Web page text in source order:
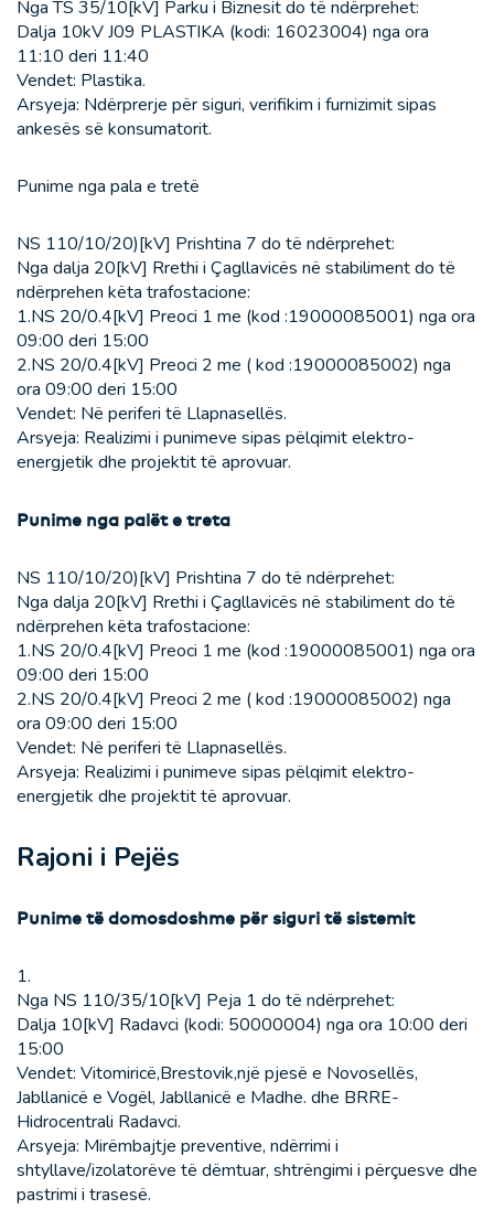
Nga TS 35/10[kV] Parku i Biznesit do të ndërprehet:
Dalja 10kV J09 PLASTIKA (kodi: 16023004) nga ora
11:10 deri 11:40
Vendet: Plastika.
Arsyeja: Ndërprerje për siguri, verifikim i furnizimit sipas
ankesës së konsumatorit.
Punime nga pala e tretë
NS 110/10/20)[kV] Prishtina 7 do të ndërprehet:
Nga dalja 20[kV] Rrethi i Çagllavicës në stabiliment do të
ndërprehen këta trafostacione:
1.NS 20/0.4[kV] Preoci 1 me (kod :19000085001) nga ora
09:00 deri 15:00
2.NS 20/0.4[kV] Preoci 2 me ( kod :19000085002) nga
ora 09:00 deri 15:00
Vendet: Në periferi të Llapnasellës.
Arsyeja: Realizimi i punimeve sipas pëlqimit elektro-
energjetik dhe projektit të aprovuar.
Punime nga palët e treta
NS 110/10/20)[kV] Prishtina 7 do të ndërprehet:
Nga dalja 20[kV] Rrethi i Çagllavicës në stabiliment do të
ndërprehen këta trafostacione:
1.NS 20/0.4[kV] Preoci 1 me (kod :19000085001) nga ora
09:00 deri 15:00
2.NS 20/0.4[kV] Preoci 2 me ( kod :19000085002) nga
ora 09:00 deri 15:00
Vendet: Në periferi të Llapnasellës.
Arsyeja: Realizimi i punimeve sipas pëlqimit elektro-
energjetik dhe projektit të aprovuar.
Rajoni i Pejës
Punime të domosdoshme për siguri të sistemit
1.
Nga NS 110/35/10[kV] Peja 1 do të ndërprehet:
Dalja 10[kV] Radavci (kodi: 50000004) nga ora 10:00 deri
15:00
Vendet: Vitomiricë,Brestovik,një pjesë e Novosellës,
Jabllanicë e Vogël, Jabllanicë e Madhe. dhe BRRE-
Hidrocentrali Radavci.
Arsyeja: Mirëmbajtje preventive, ndërrimi i
shtyllave/izolatorëve të dëmtuar, shtrëngimi i përçuesve dhe
pastrimi i trasesë.